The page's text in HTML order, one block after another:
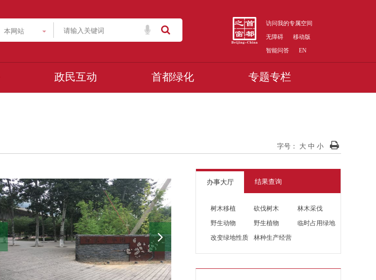
本网站
访问我的专属空间
无障碍
移动版
智能问答
EN
政民互动 首都绿化 专题专栏
字号： 大 中 小
办事大厅 结果查询
树木移植 砍伐树木
林木采伐
野生动物
野生植物
临时占用绿地
改变绿地性质
林种生产经营